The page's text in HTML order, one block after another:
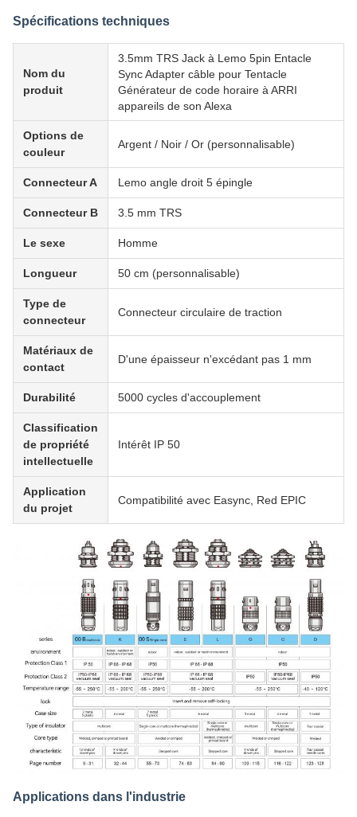
Spécifications techniques
Nom du
produit
3.5mm TRS Jack à Lemo 5pin Entacle
Sync Adapter câble pour Tentacle
Générateur de code horaire à ARRI
appareils de son Alexa
Options de
couleur
Argent / Noir / Or (personnalisable)
Connecteur A Lemo angle droit 5 épingle
Connecteur B 3.5 mm TRS
Le sexe Homme
Longueur 50 cm (personnalisable)
Type de
connecteur
Connecteur circulaire de traction
Matériaux de
contact
D'une épaisseur n'excédant pas 1 mm
Durabilité 5000 cycles d'accouplement
Classification
de propriété
intellectuelle
Intérêt IP 50
Application
du projet
Compatibilité avec Easync, Red EPIC
Applications dans l'industrie